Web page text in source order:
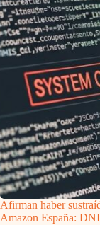
Afirman haber
Amazon España: